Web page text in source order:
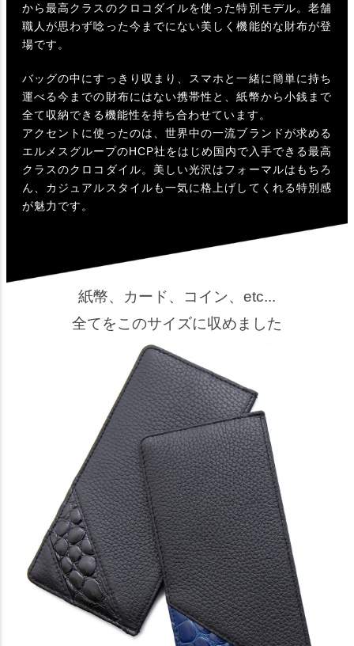
から最高クラスのクロコダイルを使った特別モデル。老舗
職人が思わず唸った今までにない美しく機能的な財布が登
場です。
バッグの中にすっきり収まり、スマホと一緒に簡単に持ち
運べる今までの財布にはない携帯性と、紙幣から小銭まで
全て収納できる機能性を持ち合わせています。
アクセントに使ったのは、世界中の一流ブランドが求める
エルメスグループのHCP社をはじめ国内で入手できる最高
クラスのクロコダイル。美しい光沢はフォーマルはもちろ
ん、カジュアルスタイルも一気に格上げしてくれる特別感
が魅力です。
紙幣、カード、コイン、etc...
全てをこのサイズに収めました